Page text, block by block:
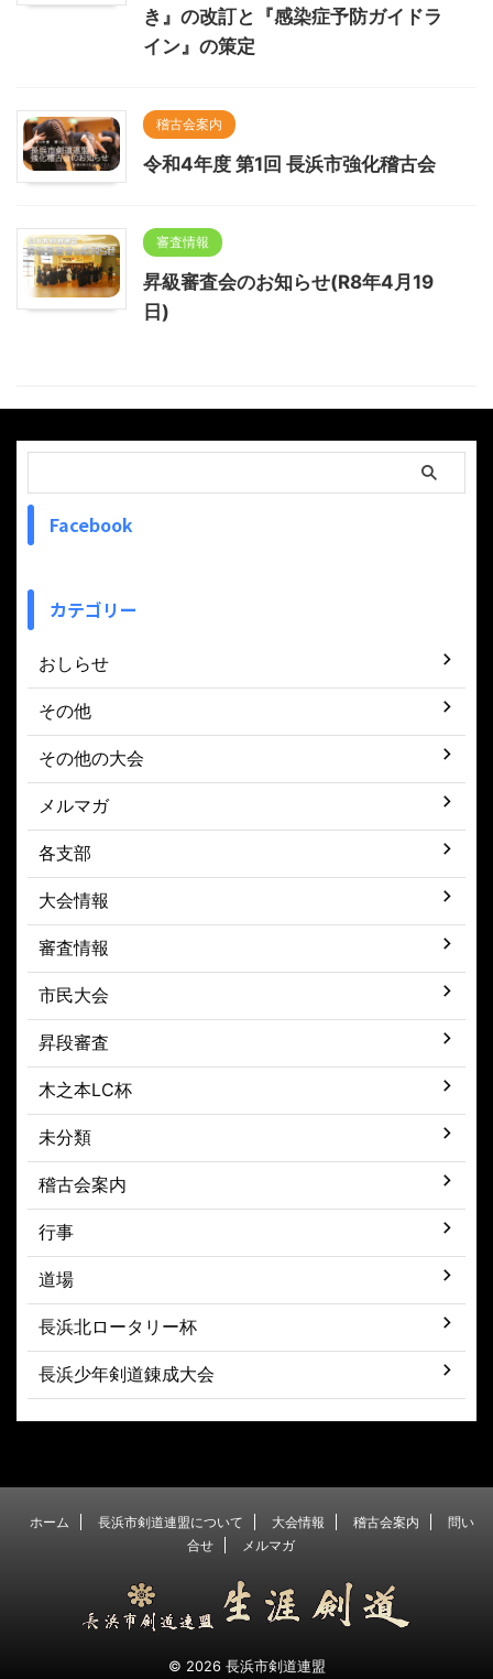
き』の改訂と『感染症予防ガイドラ
イン』の策定
稽古会案内
令和4年度 第1回 長浜市強化稽古会
審査情報
昇級審査会のお知らせ(R8年4月19
日)
Facebook
カテゴリー
おしらせ
その他
その他の大会
メルマガ
各支部
大会情報
審査情報
市民大会
昇段審査
木之本LC杯
未分類
稽古会案内
行事
道場
長浜北ロータリー杯
長浜少年剣道錬成大会
ホーム 長浜市剣道連盟について 大会情報 稽古会案内
問い
合せ
メルマガ
© 2026 長浜市剣道連盟